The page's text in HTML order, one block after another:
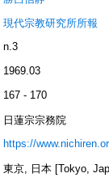
現代宗教研究所所報
n.3
1969.03
167 - 170
日蓮宗宗務院
https://
東京, 日本 [Tokyo,